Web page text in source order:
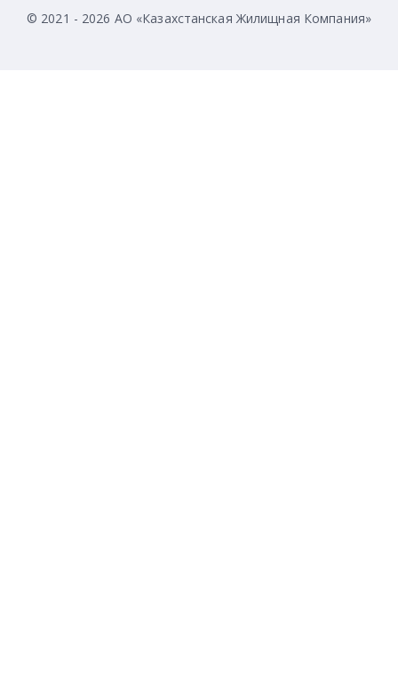
© 2021 - 2026 АО «Казахстанская Жилищная Компания»